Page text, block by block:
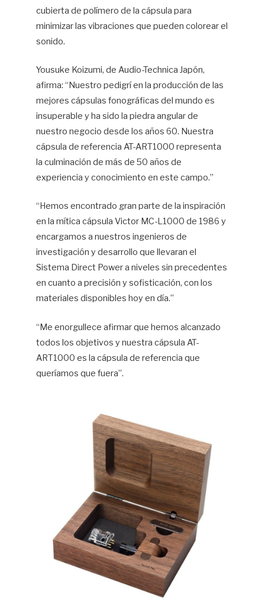
cubierta de polímero de la cápsula para
minimizar las vibraciones que pueden colorear el
sonido.
Yousuke Koizumi, de Audio-Technica Japón,
afirma: “Nuestro pedigrí en la producción de las
mejores cápsulas fonográficas del mundo es
insuperable y ha sido la piedra angular de
nuestro negocio desde los años 60. Nuestra
cápsula de referencia AT-ART1000 representa
la culminación de más de 50 años de
experiencia y conocimiento en este campo.”
“Hemos encontrado gran parte de la inspiración
en la mítica cápsula Victor MC-L1000 de 1986 y
encargamos a nuestros ingenieros de
investigación y desarrollo que llevaran el
Sistema Direct Power a niveles sin precedentes
en cuanto a precisión y sofisticación, con los
materiales disponibles hoy en día.”
“Me enorgullece afirmar que hemos alcanzado
todos los objetivos y nuestra cápsula AT-
ART1000 es la cápsula de referencia que
queríamos que fuera”.